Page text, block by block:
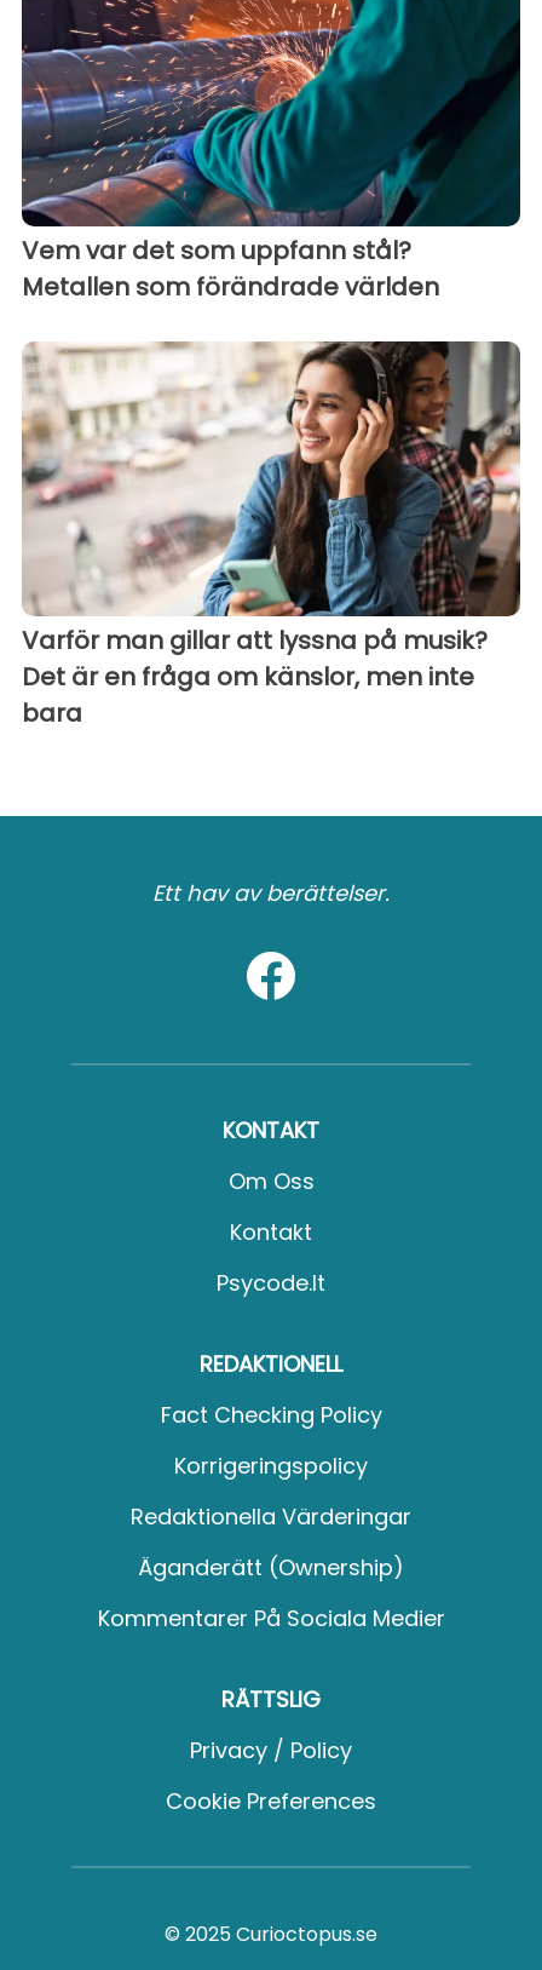
Vem var det som uppfann stål?
Metallen som förändrade världen
Varför man gillar att lyssna på musik?
Det är en fråga om känslor, men inte
bara
Ett hav av berättelser.
KONTAKT
Om Oss
Kontakt
Psycode.it
REDAKTIONELL
Fact Checking Policy
Korrigeringspolicy
Redaktionella Värderingar
Äganderätt (Ownership)
Kommentarer På Sociala Medier
RÄTTSLIG
Privacy / Policy
Cookie Preferences
© 2025 Curioctopus.se